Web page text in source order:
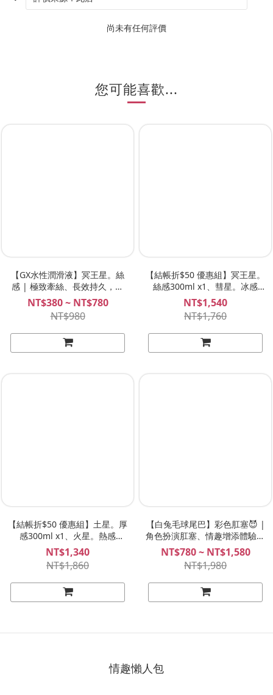
尚未有任何評價
您可能喜歡...
【GX水性潤滑液】冥王星。絲
感 | 極致牽絲、長效持久，後
庭、飛機杯專用!
NT$380 ~ NT$780
NT$980
【結帳折$50 優惠組】冥王星。
絲感300ml x1、彗星。冰感
300ml x1 ！GX水性潤滑液
NT$1,540
NT$1,760
【結帳折$50 優惠組】土星。厚
感300ml x1、火星。熱感
300ml x1！GX水性潤滑液
NT$1,340
NT$1,860
【白兔毛球尾巴】彩色肛塞😈 |
角色扮演肛塞、情趣增添體驗！
SPREE
NT$780 ~ NT$1,580
NT$1,980
情趣懶人包